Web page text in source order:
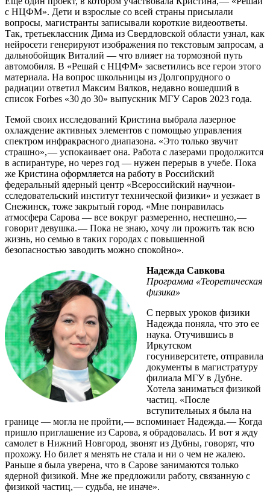
с НЦФМ». Дети и взрослые со всей страны присылали
вопросы, магистранты записывали короткие видеоответы.
Так, третьеклассник Дима из Свердловской области узнал, как
нейросети генерируют изображения по текстовым запросам, а
дальнобойщик Виталий — ​что влияет на тормозной путь
автомобиля. В «Решай с НЦФМ» засветились все герои этого
материала. На вопрос школьницы из Долгопрудного о
радиации ответил Максим Вялков, недавно вошедший в
список Forbes «30 до 30» выпускник МГУ Саров 2023 года.
Темой своих исследований Кристина выбрала лазерное
охлаждение активных элементов с помощью управления
спектром инфракрасного диапазона. «Это только звучит
страшно», — ​успокаивает она. Работа с лазерами продолжится
в аспирантуре, но через год — нужен перерыв в учебе. Пока
же Кристина оформляется на работу в Российский
федеральный ядерный центр «Всероссийский научно­и-
сследовательский институт технической физики» и уезжает в
Снежинск, тоже закрытый город. «Мне понравилась
атмосфера Сарова — ​все вокруг размеренно, неспешно, — ​
говорит девушка. — ​Пока не знаю, хочу ли прожить так всю
жизнь, но семью в таких городах с повышенной
безопасностью заводить можно спокойно».
Надежда Савкова
Программа «Теоретическая
физика»
С первых уроков физики
Надежда поняла, что это ее
наука. Отучившись в
Иркутском
госуниверситете, отправила
документы в магистратуру
филиала МГУ в Дубне.
Хотела заниматься физикой
частиц. «После
вступительных я была на
границе — ​могла не пройти, — ​вспоминает Надежда. — ​Когда
пришло приглашение из Сарова, я обрадовалась. И вот я жду
самолет в Нижний Новгород, звонят из Дубны, говорят, что
прохожу. Но билет я менять не стала и ни о чем не жалею.
Раньше я была уверена, что в Сарове занимаются только
ядерной физикой. Мне же предложили работу, связанную с
физикой частиц, — ​судьба, не иначе».